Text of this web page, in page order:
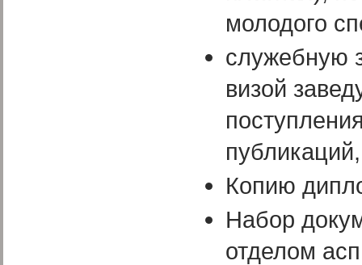
молодого
служебную
визой
Копию
Набор
отделом